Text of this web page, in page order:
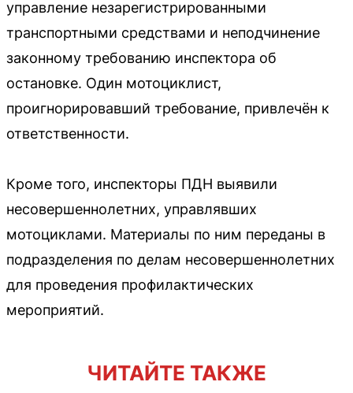
управление незарегистрированными
транспортными средствами и неподчинение
законному требованию инспектора об
остановке. Один мотоциклист,
проигнорировавший требование, привлечён к
ответственности.
Кроме того, инспекторы ПДН выявили
несовершеннолетних, управлявших
мотоциклами. Материалы по ним переданы в
подразделения по делам несовершеннолетних
для проведения профилактических
мероприятий.
ЧИТАЙТЕ ТАКЖЕ